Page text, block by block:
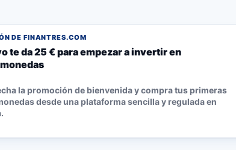
DE FINANTRES.COM
te da 25 € para empezar a invertir en
la promoción de bienvenida y compra tus primeras
desde una plataforma sencilla y regulada en